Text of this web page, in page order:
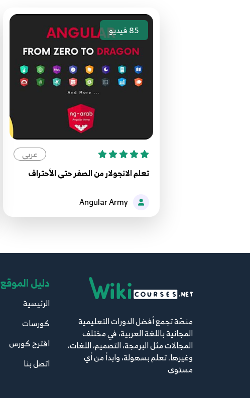
85فيديو
عربي
تعلم الانجولار من الصفر حتى الأحتراف
Angular Army
منصّة تجمع أفضل الدورات التعليمية
المجانية باللغة العربية، في مختلف
المجالات مثل البرمجة، التصميم، اللغات،
وغيرها. تعلم بسهولة، وابدأ من أي
مستوى
دليل الموقع
الرئيسية
كورسات
اقترح كورس
اتصل بنا